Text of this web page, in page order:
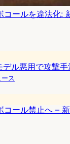
コールを違法化:
ル悪用で攻撃
ス
コール禁止へ –